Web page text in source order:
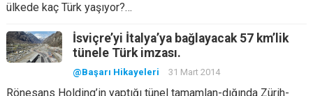
ülkede kaç Türk yaşıyor?…
İsviçre’yi İtalya’ya bağlayacak 57 km’lik
tünele Türk imzası.
@Başarı Hikayeleri 31 Mart 2014
Rönesans Holding’in yaptığı tünel tamamlan-dığında Zürih-